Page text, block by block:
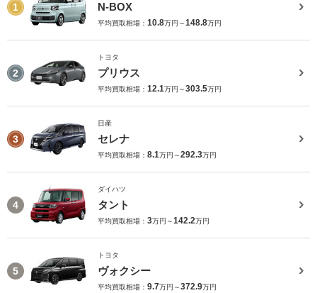
1 N-BOX
平均買取相場： 10.8万円～148.8万円
2
トヨタ
プリウス
平均買取相場： 12.1万円～303.5万円
3
日産
セレナ
平均買取相場： 8.1万円～292.3万円
4
ダイハツ
タント
平均買取相場： 3万円～142.2万円
5
トヨタ
ヴォクシー
平均買取相場： 9.7万円～372.9万円